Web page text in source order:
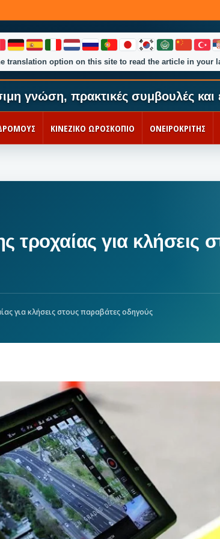
translation option on this site to read the article in your
γνώση, πρακτικές συμβουλές και
ΚΙΝΕΖΙΚΟ ΩΡΟΣΚΟΠΙΟ ΟΝΕΙΡΟΚΡΙΤΗΣ
τροχαίας για κλήσεις
για κλήσεις στους παραβάτες οδηγούς